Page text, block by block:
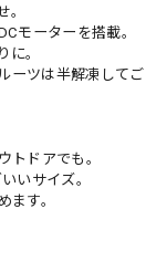
。
モーターを搭載。
に。
ーツは半解凍してご
トドアでも。
いサイズ。
ます。